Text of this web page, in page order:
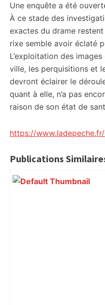
Une enquête a été
À ce stade des
exactes du drame
rixe semble avoir éclaté
L’exploitation des
ville, les perquisitions et
devront éclairer le
quant à elle, n’a pas
raison de son état de
https://
Publications